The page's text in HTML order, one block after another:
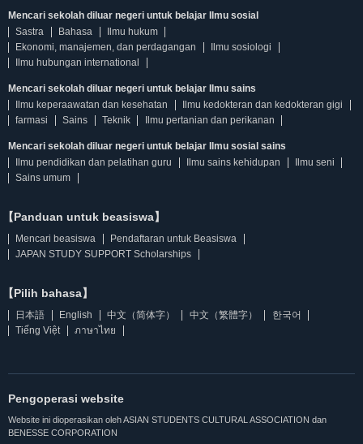
Mencari sekolah diluar negeri untuk belajar Ilmu sosial
Sastra
Bahasa
Ilmu hukum
Ekonomi, manajemen, dan perdagangan
Ilmu sosiologi
Ilmu hubungan international
Mencari sekolah diluar negeri untuk belajar Ilmu sains
Ilmu keperaawatan dan kesehatan
Ilmu kedokteran dan kedokteran gigi
farmasi
Sains Teknik Ilmu pertanian dan perikanan
Mencari sekolah diluar negeri untuk belajar Ilmu sosial sains
Ilmu pendidikan dan pelatihan guru
Ilmu sains kehidupan
Ilmu seni
Sains umum
【Panduan untuk beasiswa】
Mencari beasiswa
Pendaftaran untuk Beasiswa
JAPAN STUDY SUPPORT Scholarships
【Pilih bahasa】
日本語 English 中文（简体字） 中文（繁體字）
한국어
Tiếng Việt
ภาษาไทย
Pengoperasi website
Website ini dioperasikan oleh ASIAN STUDENTS CULTURAL ASSOCIATION dan
BENESSE CORPORATION